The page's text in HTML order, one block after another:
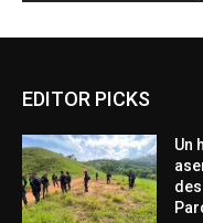
EDITOR PICKS
Un